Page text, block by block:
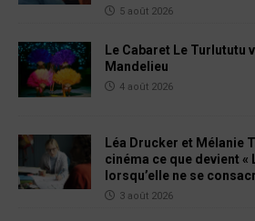
5 août 2026
Le Cabaret Le Turlututu
Mandelieu
4 août 2026
Léa Drucker et Mélanie
cinéma ce que devient «
lorsqu’elle ne se
3 août 2026